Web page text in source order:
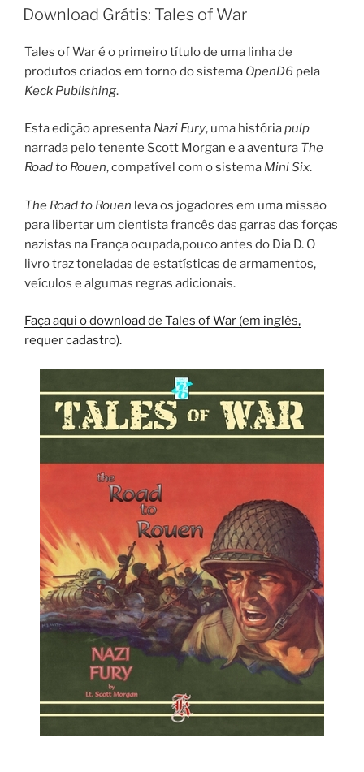
EM
Download Grátis: Tales of War
Tales of War é o primeiro título de uma linha de
produtos criados em torno do sistema OpenD6 pela
Keck Publishing.
Esta edição apresenta Nazi Fury, uma históriapulp
narrada pelo tenente Scott Morgan e a aventura The
Road to Rouen, compatível com o sistema Mini Six.
The Road to Rouen leva os jogadores em uma missão
para libertar um cientista francês das garras das forças
nazistas na França ocupada,pouco antes do Dia D. O
livro traz toneladas de estatísticas de armamentos,
veículos e algumas regras adicionais.
Faça aqui o download de Tales of War (em inglês,
requer cadastro).